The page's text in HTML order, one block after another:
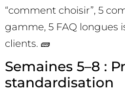
“comment choisir”, 5
gamme, 5 FAQ longues
clients. 🧱
Semaines 5–8 :
standardisation